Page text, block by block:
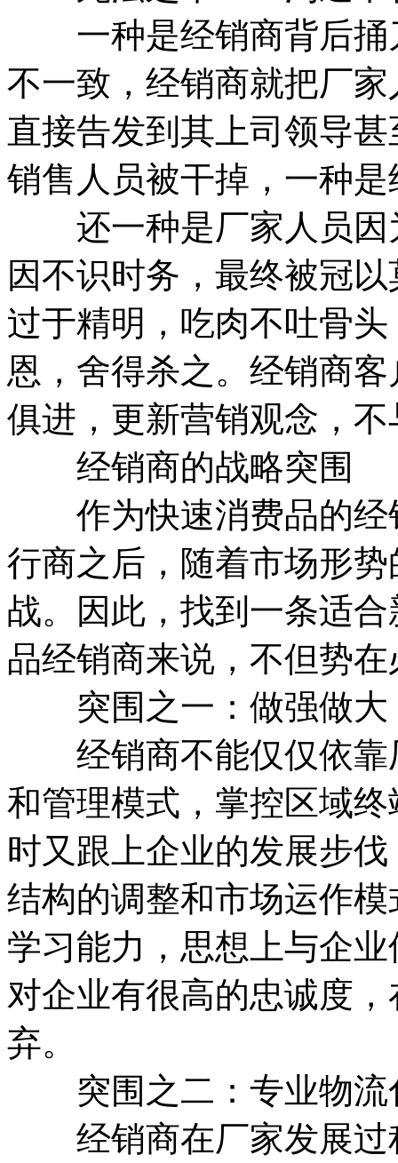
一种是经销商背后捅
不一致，经销商就把厂
直接告发到其上司领导
销售人员被干掉，一种
还一种是厂家人员因
因不识时务，最终被冠
过于精明，吃肉不吐骨
恩，舍得杀之。经销商
俱进，更新营销观念，
经销商的战略突围
作为快速消费品的经
行商之后，随着市场形
战。因此，找到一条适
品经销商来说，不但势
突围之一：做强做大
经销商不能仅仅依靠
和管理模式，掌控区域
时又跟上企业的发展步
结构的调整和市场运作
学习能力，思想上与企
对企业有很高的忠诚度
弃。
突围之二：专业物
经销商在厂家发展过